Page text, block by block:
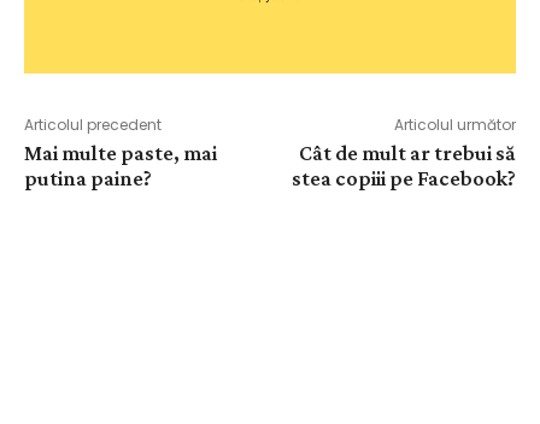
Articolul precedent
Mai multe paste, mai
putina paine?
Articolul următor
Cât de mult ar trebui să
stea copiii pe Facebook?